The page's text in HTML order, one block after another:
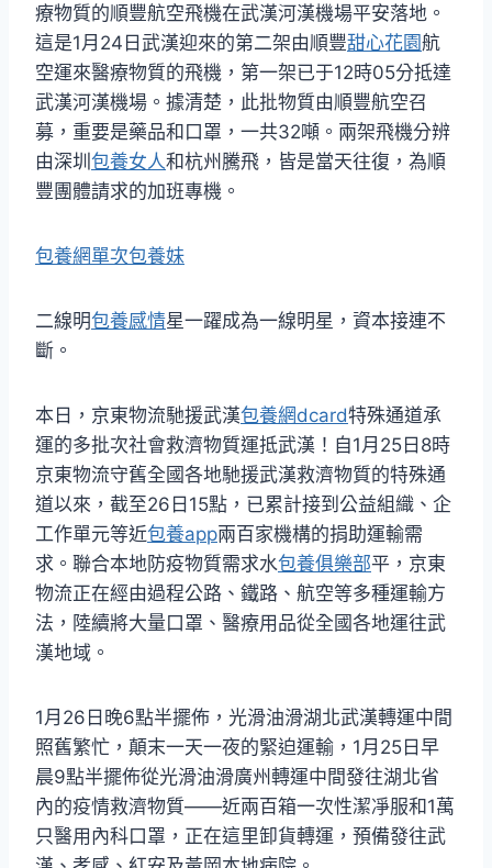
療物質的順豐航空飛機在武漢河漢機場平安落地。
這是1月24日武漢迎來的第二架由順豐甜心花園航
空運來醫療物質的飛機，第一架已于12時05分抵達
武漢河漢機場。據清楚，此批物質由順豐航空召
募，重要是藥品和口罩，一共32噸。兩架飛機分辨
由深圳 包養女人和杭州騰飛，皆是當天往復，為順
豐團體請求的加班專機。
包養網單次包養妹
二線明包養感情星一躍成為一線明星，資本接連不
斷。
本日，京東物流馳援武漢包養網dcard特殊通道承
運的多批次社會救濟物質運抵武漢！自1月25日8時
京東物流守舊全國各地馳援武漢救濟物質的特殊通
道以來，截至26日15點，已累計接到公益組織、企
工作單元等近包養app兩百家機構的捐助運輸需
求。聯合本地防疫物質需求水包養俱樂部平，京東
物流正在經由過程公路、鐵路、航空等多種運輸方
法，陸續將大量口罩、醫療用品從全國各地運往武
漢地域。
1月26日晚6點半擺佈，光滑油滑湖北武漢轉運中間
照舊繁忙，顛末一天一夜的緊迫運輸，1月25日早
晨9點半擺佈從光滑油滑廣州轉運中間發往湖北省
內的疫情救濟物質——近兩百箱一次性潔凈服和1萬
只醫用內科口罩，正在這里卸貨轉運，預備發往武